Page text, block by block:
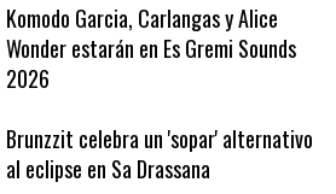
Komodo Garcia, Carlangas y Alice
Wonder estarán en Es Gremi Sounds
2026
Brunzzit celebra un 'sopar' alternativo
al eclipse en Sa Drassana